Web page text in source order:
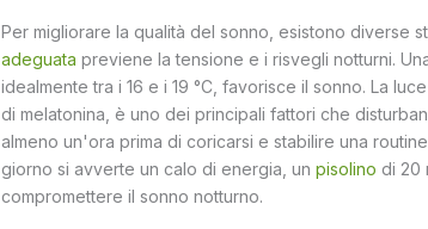
Per migliorare la qualità del sonno, esistono diverse
adeguata previene la tensione e i risvegli notturni.
idealmente tra i 16 e i 19 °C, favorisce il sonno. La
di melatonina, è uno dei principali fattori che
almeno un'ora prima di coricarsi e stabilire una
giorno si avverte un calo di energia, un pisolino di 20
compromettere il sonno notturno.